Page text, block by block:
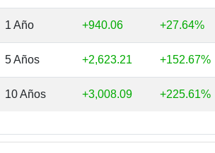
1 Año +940.06 +27.64%
5 Años +2,623.21 +152.67%
10 Años +3,008.09 +225.61%